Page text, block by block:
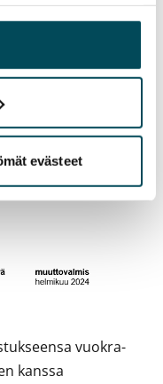
joita olet antanut
heidän
evästeet
vuokra-
kanssa